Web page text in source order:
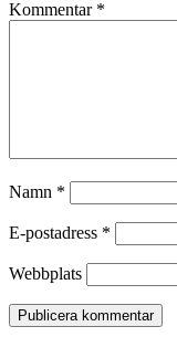
Kommentar *
Namn *
E-postadress *
Webbplats